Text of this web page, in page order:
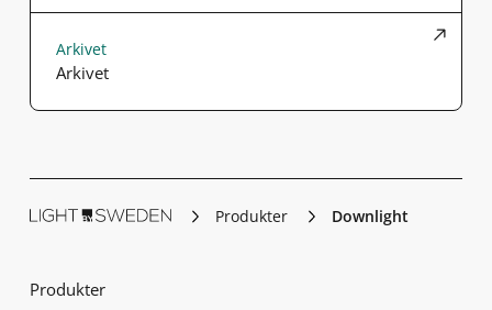
Arkivet
Arkivet
Produkter Downlight
Produkter